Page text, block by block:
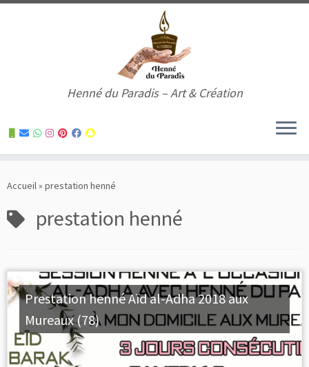
to
Henné du Paradis – Art & Création
Accueil» prestation henné
prestation henné
Prestation henné Aïd al-Adha 2018 aux
Mureaux (78)